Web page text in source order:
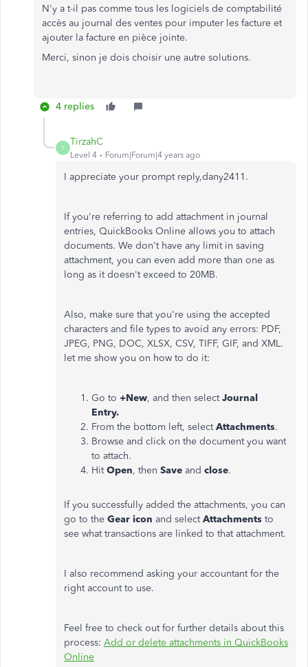
N'y a t-il pas comme tous les logiciels de comptabilité
accès au journal des ventes pour imputer les facture et
ajouter la facture en pièce jointe.
Merci, sinon je dois choisir une autre solutions.
4 replies
T
TirzahC
Level 4 Forum|Forum|4 years ago
I appreciate your prompt reply,dany2411.
If you're referring to add attachment in journal
entries, QuickBooks Online allows you to attach
documents. We don't have any limit in saving
attachment, you can even add more than one as
long as it doesn't exceed to 20MB.
Also, make sure that you're using the accepted
characters and file types to avoid any errors: PDF,
JPEG, PNG, DOC, XLSX, CSV, TIFF, GIF, and XML.
let me show you on how to do it:
Go to +New, and then selectJournal
Entry.
From the bottom left, selectAttachments.
Browse and click on the document you want
to attach.
HitOpen, then Save and close.
If you successfully added the attachments, you can
go to the Gear icon and selectAttachments to
see what transactions are linked to that attachment.
I also recommend asking your accountant for the
right account to use.
Feel free to check out for further details about this
process: Add or delete attachments in QuickBooks
Online